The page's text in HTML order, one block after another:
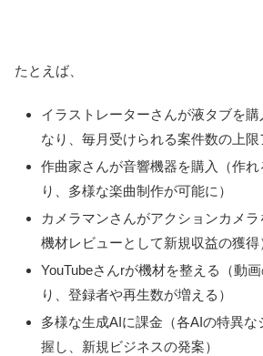
たとえば、
イラストレーターさんが液タブを
なり、毎月受けられる案件数の上限
作曲家さんが音響機器を購入（作
り、多様な楽曲制作が可能に）
カメラマンさんがアクションカメ
機材レビューとして新規収益の獲得
YouTubeさんrが機材を整える（動
り、登録者や再生数が増える）
多様な生成AIに課金（各AIの特異
握し、新規ビジネスの発案）